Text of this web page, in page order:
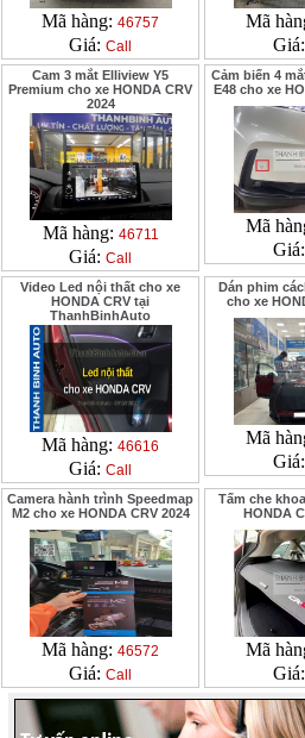
Mã hàng: 46757
Giá: Call
Mã
Giá:
Cam 3 mắt Elliview Y5
Premium cho xe HONDA CRV
2024
Mã hàng: 46711
Giá: Call
Cảm biến 4
E48 cho xe
Mã
Giá:
Video Led nội thất cho xe
HONDA CRV tại
ThanhBinhAuto
Mã hàng: 46616
Giá: Call
Dán phim
cho xe
Mã
Giá:
Camera hành trình Speedmap
M2 cho xe HONDA CRV 2024
Mã hàng: 46572
Giá: Call
Tấm che
HONDA
Mã
Giá: